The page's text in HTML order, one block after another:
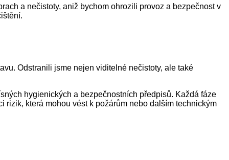
a nečistoty, aniž bychom ohrozili provoz a bezpečnost v
Odstranili jsme nejen viditelné nečistoty, ale také
hygienických a bezpečnostních předpisů. Každá fáze
která mohou vést k požárům nebo dalším technickým